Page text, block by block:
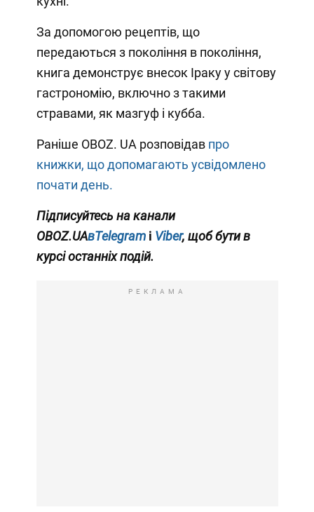
За допомогою рецептів, що
передаються з покоління в покоління,
книга демонструє внесок Іраку у світову
гастрономію, включно з такими
стравами, як мазгуф і кубба.
Раніше OBOZ. UA розповідавпро
книжки, що допомагають усвідомлено
почати день.
Підписуйтесь на канали
OBOZ.UAвTelegramі Viber, щоб бути в
курсі останніх подій.
РЕКЛАМА